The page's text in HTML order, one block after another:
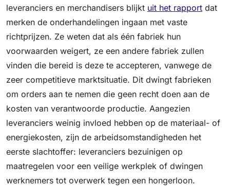
leveranciers en merchandisers blijkt uit het rapport dat
merken de onderhandelingen ingaan met vaste
richtprijzen. Ze weten dat als één fabriek hun
voorwaarden weigert, ze een andere fabriek zullen
vinden die bereid is deze te accepteren, vanwege de
zeer competitieve marktsituatie. Dit dwingt fabrieken
om orders aan te nemen die geen recht doen aan de
kosten van verantwoorde productie. Aangezien
leveranciers weinig invloed hebben op de materiaal- of
energiekosten, zijn de arbeidsomstandigheden het
eerste slachtoffer: leveranciers bezuinigen op
maatregelen voor een veilige werkplek of dwingen
werknemers tot overwerk tegen een hongerloon.